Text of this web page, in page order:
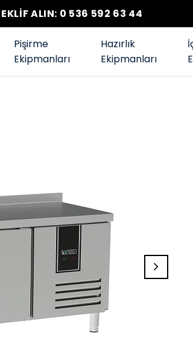
ALIN: 0 536 592 63 44
Pişirme
Ekipmanları
Hazırlık
Ekipmanları